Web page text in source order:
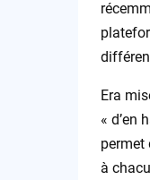
Era
« d’en
permet
à